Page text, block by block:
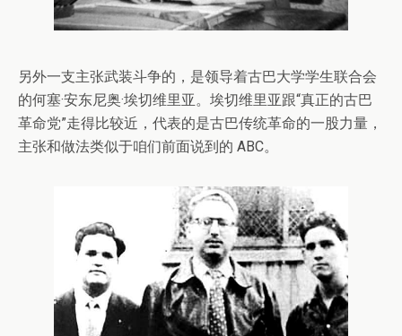
另外一支主张武装斗争的，是领导着古巴大学学生联合会
的何塞·安东尼奥·埃切维里亚。埃切维里亚跟“真正的古巴
革命党”走得比较近，代表的是古巴传统革命的一股力量，
主张和做法类似于咱们前面说到的 ABC。